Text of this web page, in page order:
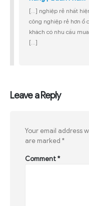
[…] nghiệp rẻ nhất
công nghiệp rẻ hơn ổ
khách có nhu cầu
[…]
Leave a Reply
Your email address
are marked *
Comment*